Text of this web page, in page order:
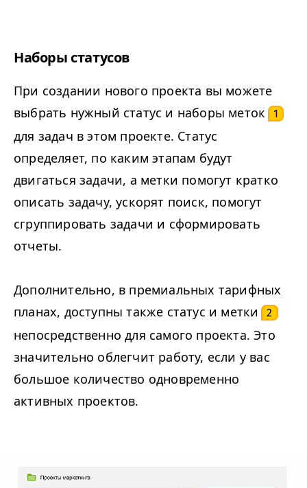
Наборы статусов
При создании нового проекта вы можете
выбрать нужный статус и наборы меток
1
для задач в этом проекте. Статус
определяет, по каким этапам будут
двигаться задачи, а метки помогут кратко
описать задачу, ускорят поиск, помогут
сгруппировать задачи и сформировать
отчеты.
Дополнительно, в премиальных тарифных
планах, доступны также статус и метки
2
непосредственно для самого проекта. Это
значительно облегчит работу, если у вас
большое количество одновременно
активных проектов.